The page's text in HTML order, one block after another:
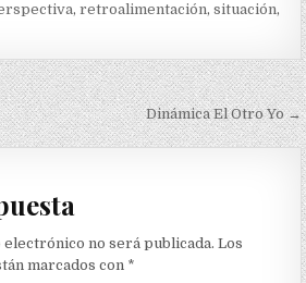
,retroalimentación,situación,
Dinámica El Otro Yo →
no será publicada. Los
marcados con *